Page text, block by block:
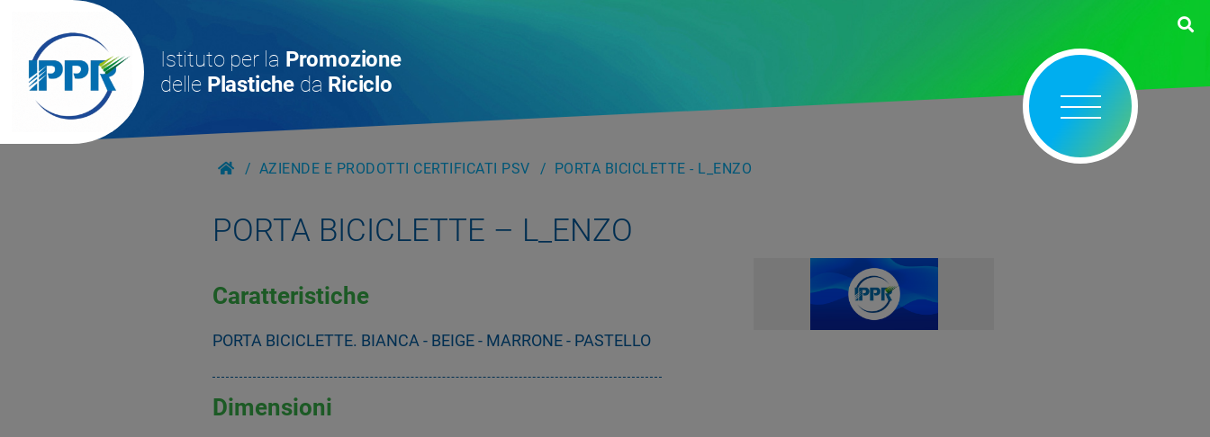
Istituto per la Promozione
delle Plastiche da Riciclo
AZIENDE E PRODOTTI CERTIFICATI PSV PORTA BICICLETTE - L_ENZO
PORTA BICICLETTE – L_ENZO
Caratteristiche
PORTA BICICLETTE. BIANCA - BEIGE - MARRONE - PASTELLO
Dimensioni